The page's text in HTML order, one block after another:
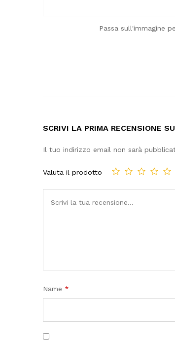
Passa sull'immagine
SCRIVI LA PRIMA RECENSIONE
Il tuo indirizzo email non sarà
Valuta il prodotto
Name *